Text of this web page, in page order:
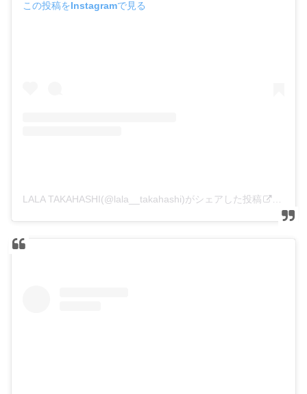
この投稿をInstagramで見る
LALA TAKAHASHI(@lala__takahashi)がシェアした投稿